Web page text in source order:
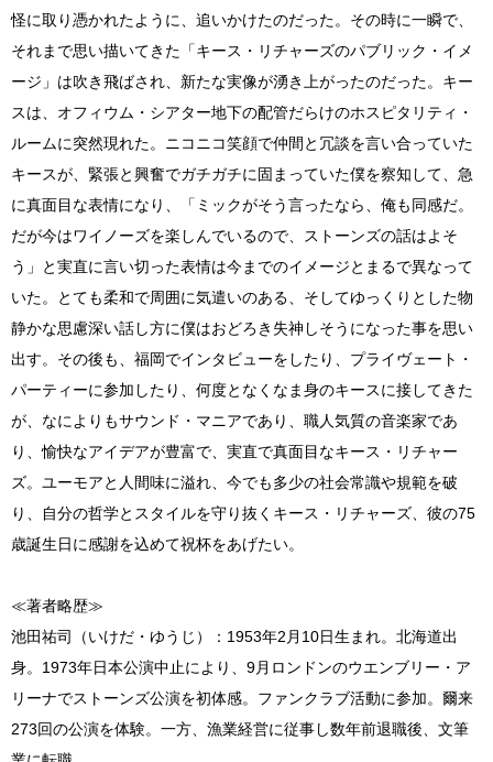
怪に取り憑かれたように、追いかけたのだった。その時に一瞬で、
それまで思い描いてきた「キース・リチャーズのパブリック・イメ
ージ」は吹き飛ばされ、新たな実像が湧き上がったのだった。キー
スは、オフィウム・シアター地下の配管だらけのホスピタリティ・
ルームに突然現れた。ニコニコ笑顔で仲間と冗談を言い合っていた
キースが、緊張と興奮でガチガチに固まっていた僕を察知して、急
に真面目な表情になり、「ミックがそう言ったなら、俺も同感だ。
だが今はワイノーズを楽しんでいるので、ストーンズの話はよそ
う」と実直に言い切った表情は今までのイメージとまるで異なって
いた。とても柔和で周囲に気遣いのある、そしてゆっくりとした物
静かな思慮深い話し方に僕はおどろき失神しそうになった事を思い
出す。その後も、福岡でインタビューをしたり、プライヴェート・
パーティーに参加したり、何度となくなま身のキースに接してきた
が、なによりもサウンド・マニアであり、職人気質の音楽家であ
り、愉快なアイデアが豊富で、実直で真面目なキース・リチャー
ズ。ユーモアと人間味に溢れ、今でも多少の社会常識や規範を破
り、自分の哲学とスタイルを守り抜くキース・リチャーズ、彼の75
歳誕生日に感謝を込めて祝杯をあげたい。
≪著者略歴≫
池田祐司（いけだ・ゆうじ）：1953年2月10日生まれ。北海道出
身。1973年日本公演中止により、9月ロンドンのウエンブリー・ア
リーナでストーンズ公演を初体感。ファンクラブ活動に参加。爾来
273回の公演を体験。一方、漁業経営に従事し数年前退職後、文筆